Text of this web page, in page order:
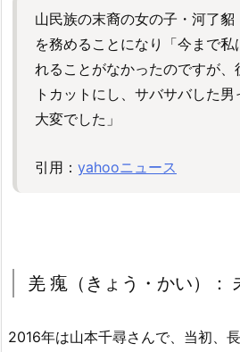
山民族の末裔の女の子・河了
を務めることになり「今まで
れることがなかったのですが、
トカットにし、サバサバした
大変でした」
引用： yahooニュース
羌 瘣（きょう・かい）：
2016年は山本千尋さんで、当初、